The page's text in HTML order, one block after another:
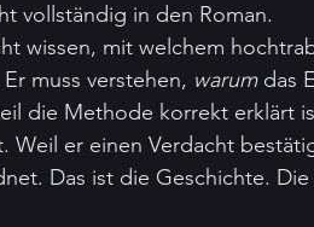
vollständig in den Roman.
wissen, mit welchem
muss verstehen, warum das
die Methode korrekt erklärt
Weil er einen Verdacht
Das ist die Geschichte.